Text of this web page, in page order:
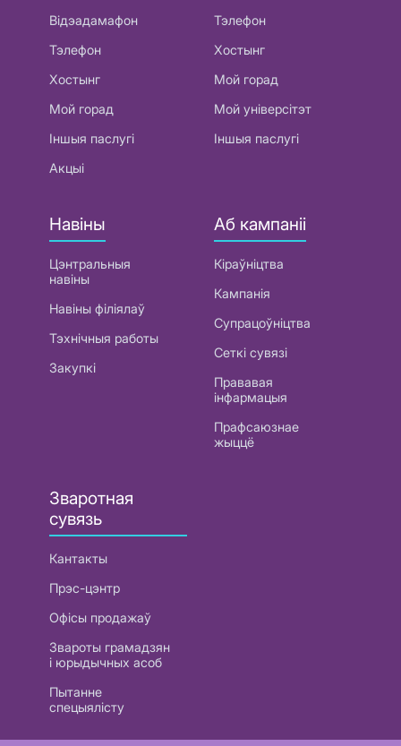
Відэадамафон
Тэлефон
Хостынг
Мой горад
Іншыя паслугі
Акцыі
Тэлефон
Хостынг
Мой горад
Мой універсітэт
Іншыя паслугі
Навіны
Цэнтральныя
навіны
Навіны філіялаў
Тэхнічныя работы
Закупкі
Аб кампаніі
Кіраўніцтва
Кампанія
Супрацоўніцтва
Сеткі сувязі
Прававая
інфармацыя
Прафсаюзнае
жыццё
Зваротная
сувязь
Кантакты
Прэс-цэнтр
Офісы продажаў
Звароты грамадзян
і юрыдычных асоб
Пытанне
спецыялісту